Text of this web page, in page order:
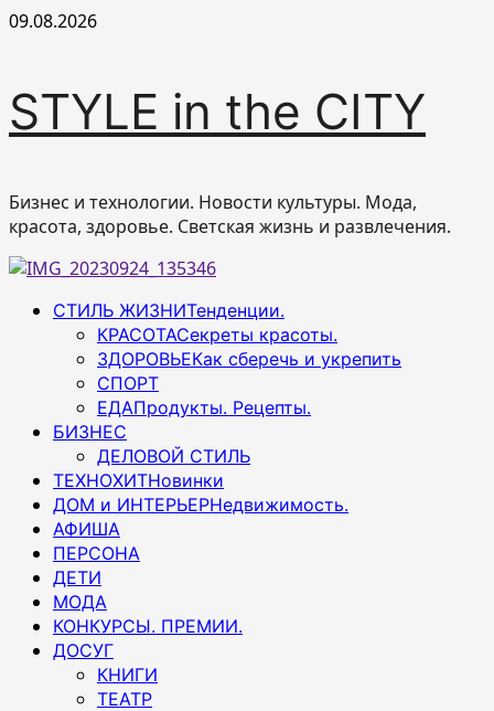
Перейти
09.08.2026
STYLE in the CITY
Бизнес и технологии. Новости культуры. Мода,
красота, здоровье. Светская жизнь и развлечения.
Основное
СТИЛЬ ЖИЗНИТенденции.
КРАСОТАСекреты красоты.
ЗДОРОВЬЕКак сберечь и укрепить
СПОРТ
ЕДАПродукты. Рецепты.
БИЗНЕС
ДЕЛОВОЙ СТИЛЬ
ТЕХНОХИТНовинки
ДОМ и ИНТЕРЬЕРНедвижимость.
АФИША
ПЕРСОНА
ДЕТИ
МОДА
КОНКУРСЫ. ПРЕМИИ.
ДОСУГ
КНИГИ
ТЕАТР